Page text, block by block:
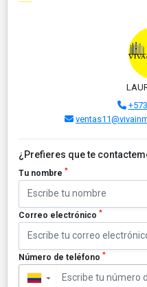
¿Prefieres que te
Tu nombre *
Correo electrónico *
Número de teléfono *
▼